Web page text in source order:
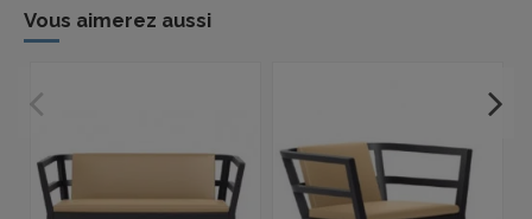
Vous aimerez aussi